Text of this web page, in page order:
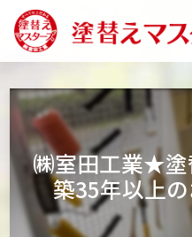
㈱室田工業★
築35年以上